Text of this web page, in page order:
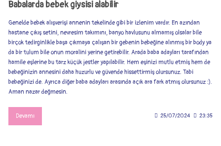
Babalarda bebek giysisi alabilir
Genelde bebek alışverişi annenin tekelinde gibi bir izlenim vardır. En azından
hastane çıkış setini, nevresim takımını, banyo havlusunu almamış olsalar bile
birçok tedirginlikle başa çıkmaya çalışan bir gebenin bebeğine alınmış bir body ya
da bir tulum bile onun moralini yerine getirebilir. Arada baba adayları tarafından
hamile eşlerine bu tarz küçük jestler yapılabilir. Hem eşinizi mutlu etmiş hem de
bebeğinizin annesini daha huzurlu ve güvende hissettirmiş olursunuz. Tabi
bebeğinizi de. Ayrıca diğer baba adayları arasında açık ara fark atmış olursunuz :).
Aman nazar değmesin.
Devamı 25/07/2024 23:35